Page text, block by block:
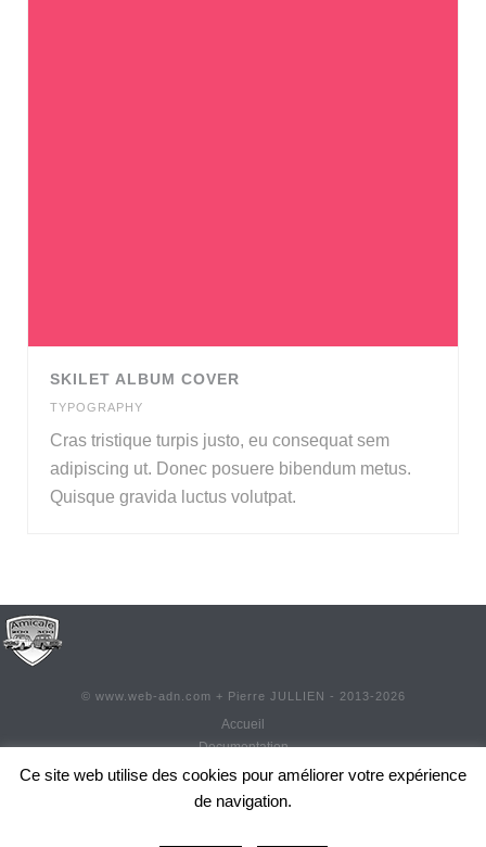
SKILET ALBUM COVER
TYPOGRAPHY
Cras tristique turpis justo, eu consequat sem
adipiscing ut. Donec posuere bibendum metus.
Quisque gravida luctus volutpat.
© www.web-adn.com + Pierre JULLIEN - 2013- 2026
Accueil
Documentation
Contact
Adhésion
Réadhésion
Ce site web utilise des cookies pour améliorer votre expérience
de navigation.